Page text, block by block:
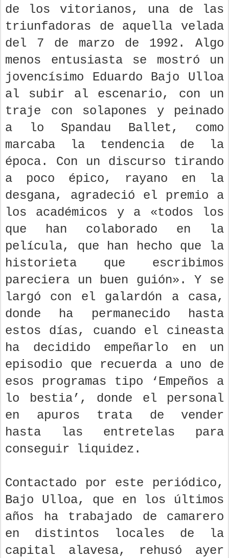
de los vitorianos, una de las
triunfadoras de aquella velada
del 7 de marzo de 1992. Algo
menos entusiasta se mostró un
jovencísimo Eduardo Bajo Ulloa
al subir al escenario, con un
traje con solapones y peinado
a lo Spandau Ballet, como
marcaba la tendencia de la
época. Con un discurso tirando
a poco épico, rayano en la
desgana, agradeció el premio a
los académicos y a «todos los
que han colaborado en la
película, que han hecho que la
historieta que escribimos
pareciera un buen guión». Y se
largó con el galardón a casa,
donde ha permanecido hasta
estos días, cuando el cineasta
ha decidido empeñarlo en un
episodio que recuerda a uno de
esos programas tipo ‘Empeños a
lo bestia’, donde el personal
en apuros trata de vender
hasta las entretelas para
conseguir liquidez.
Contactado por este periódico,
Bajo Ulloa, que en los últimos
años ha trabajado de camarero
en distintos locales de la
capital alavesa, rehusó ayer